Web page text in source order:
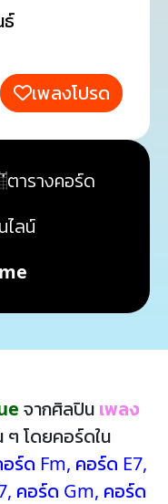
เพลงโปรด
ตารางคอร์ด
ไลน์
จากศิลปิน เพลง
ๆ โดยคอร์ดใน
ร์ด Fm, คอร์ด E7,
, คอร์ด Gm, คอร์ด